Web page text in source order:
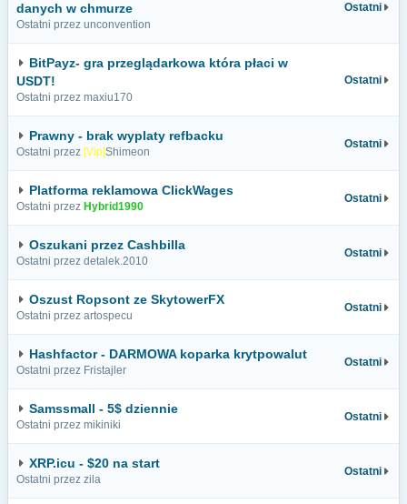
danych w chmurze
Ostatni przez unconvention
Ostatni
BitPayz- gra przeglądarkowa która płaci w
USDT!
Ostatni przez maxiu170
Ostatni
Prawny - brak wyplaty refbacku
Ostatni przez [Vip]Shimeon
Ostatni
Platforma reklamowa ClickWages
Ostatni przez Hybrid1990
Ostatni
Oszukani przez Cashbilla
Ostatni przez detalek.2010
Ostatni
Oszust Ropsont ze SkytowerFX
Ostatni przez artospecu
Ostatni
Hashfactor - DARMOWA koparka krytpowalut
Ostatni przez Fristajler
Ostatni
Samssmall - 5$ dziennie
Ostatni przez mikiniki
Ostatni
XRP.icu - $20 na start
Ostatni przez zila
Ostatni